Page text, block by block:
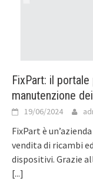
FixPart: il
manutenzione
19/06/2024
FixPart è
vendita di ricambi
dispositivi. Grazie
[...]